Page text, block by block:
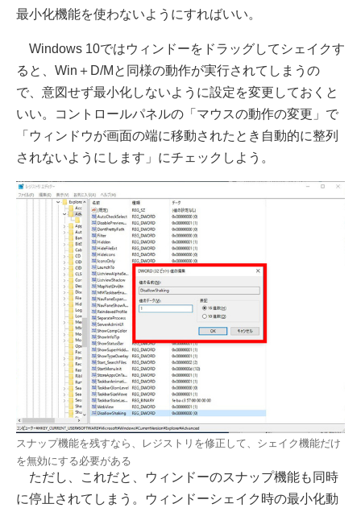
最小化機能を使わないようにすればいい。
Windows 10ではウィンドーをドラッグしてシェイクす
ると、Win＋D/Mと同様の動作が実行されてしまうの
で、意図せず最小化しないように設定を変更しておくと
いい。コントロールパネルの「マウスの動作の変更」で
「ウィンドウが画面の端に移動されたとき自動的に整列
されないようにします」にチェックしよう。
スナップ機能を残すなら、レジストリを修正して、シェイク機能だけ
を無効にする必要がある
ただし、これだと、ウィンドーのスナップ機能も同時
に停止されてしまう。ウィンドーシェイク時の最小化動